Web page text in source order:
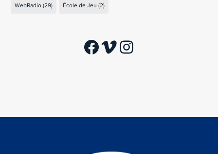
WebRadio(29) École de Jeu (2)
Facebook
VimeoInstagram